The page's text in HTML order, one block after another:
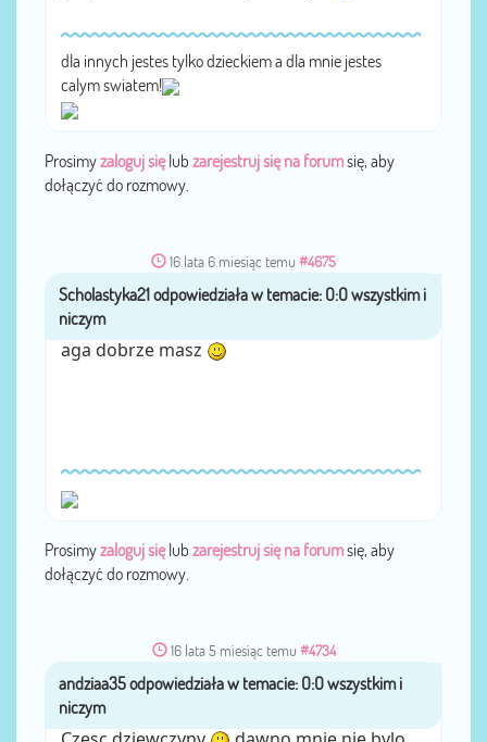
dla innych jestes tylko dzieckiem a dla mnie jestes
calym swiatem!
Prosimyzaloguj sięlub zarejestruj się na forumsię, aby
dołączyć do rozmowy.
16 lata 6 miesiąc temu #4675
przezScholastyka21
aga dobrze masz
Prosimyzaloguj sięlub zarejestruj się na forumsię, aby
dołączyć do rozmowy.
16 lata 5 miesiąc temu #4734
przezandziaa35